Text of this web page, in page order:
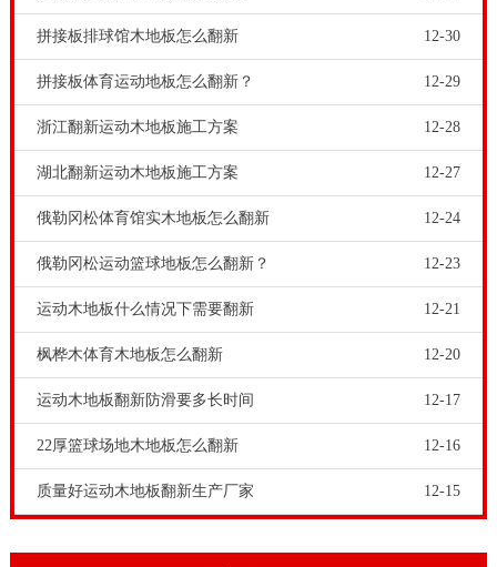
体育场馆木地板防腐主要是防止腐烂与腐蚀，腐烂主要
是水导致的腐烂，而腐蚀则是因虫蛀导致的。我国专业
运动木地板厂家，体育运动木地板在生产加工和安装施
材，要注意筛选虫眼原木；体育木地板在铺装和养护的
时候，可以在体育木地板龙骨中洒上灭虫剂，以防虫
蚁。体育馆木地板厂家-国内风雨操场木地板翻新要点，
体育木地板和普通木地板有很大的不同。就铺装方式而
言，家装木地板是直接铺装；而体育运动木地板是以整
体结构系统来铺装的。现在各大厂家都有多种体育运动
木地板结构，常见的就是双层龙骨结构
单层
龙骨结构的，从造价成本上，双层结构体育运动木地板
拼接板排球馆木地板怎么翻新 12-30
拼接板体育运动地板怎么翻新？ 12-29
浙江翻新运动木地板施工方案 12-28
湖北翻新运动木地板施工方案 12-27
俄勒冈松体育馆实木地板怎么翻新 12-24
俄勒冈松运动篮球地板怎么翻新？ 12-23
运动木地板什么情况下需要翻新 12-21
枫桦木体育木地板怎么翻新 12-20
运动木地板翻新防滑要多长时间 12-17
22厚篮球场地木地板怎么翻新 12-16
质量好运动木地板翻新生产厂家 12-15